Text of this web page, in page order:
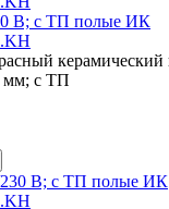
В; с ТП полые ИК
керамический
мм; с ТП